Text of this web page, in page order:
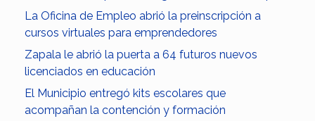
La Oficina de Empleo abrió la preinscripción a
cursos virtuales para emprendedores
Zapala le abrió la puerta a 64 futuros nuevos
licenciados en educación
El Municipio entregó kits escolares que
acompañan la contención y formación